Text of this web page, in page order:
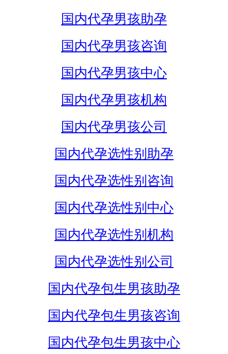
国内代孕男孩助孕
国内代孕男孩咨询
国内代孕男孩中心
国内代孕男孩机构
国内代孕男孩公司
国内代孕选性别助孕
国内代孕选性别咨询
国内代孕选性别中心
国内代孕选性别机构
国内代孕选性别公司
国内代孕包生男孩助孕
国内代孕包生男孩咨询
国内代孕包生男孩中心